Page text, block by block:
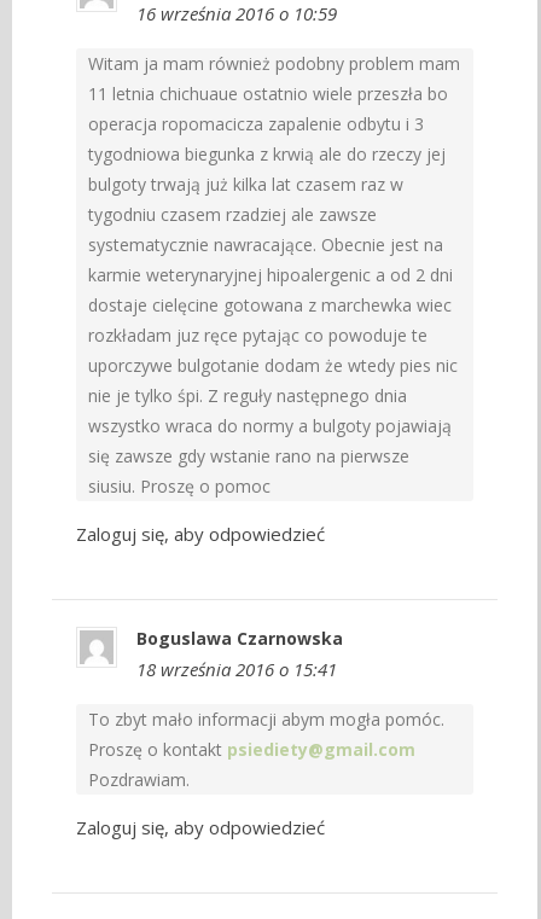
16 września 2016 o 10:59
Witam ja mam również podobny problem mam
11 letnia chichuaue ostatnio wiele przeszła bo
operacja ropomacicza zapalenie odbytu i 3
tygodniowa biegunka z krwią ale do rzeczy jej
bulgoty trwają już kilka lat czasem raz w
tygodniu czasem rzadziej ale zawsze
systematycznie nawracające. Obecnie jest na
karmie weterynaryjnej hipoalergenic a od 2 dni
dostaje cielęcine gotowana z marchewka wiec
rozkładam juz ręce pytając co powoduje te
uporczywe bulgotanie dodam że wtedy pies nic
nie je tylko śpi. Z reguły następnego dnia
wszystko wraca do normy a bulgoty pojawiają
się zawsze gdy wstanie rano na pierwsze
siusiu. Proszę o pomoc
Zaloguj się, aby odpowiedzieć
Boguslawa Czarnowska
18 września 2016 o 15:41
To zbyt mało informacji abym mogła pomóc.
Proszę o kontakt psiediety@gmail.com
Pozdrawiam.
Zaloguj się, aby odpowiedzieć